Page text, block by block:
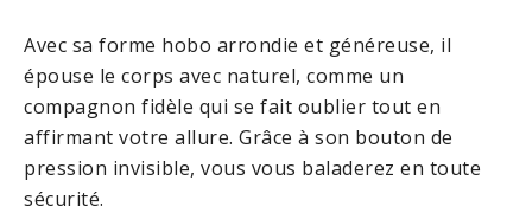
Avec sa forme hobo arrondie et généreuse, il
épouse le corps avec naturel, comme un
compagnon fidèle qui se fait oublier tout en
affirmant votre allure. Grâce à son bouton de
pression invisible, vous vous baladerez en toute
sécurité.